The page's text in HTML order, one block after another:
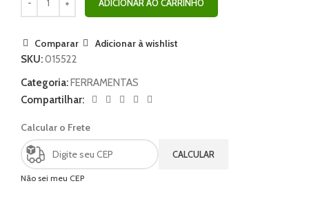
ADICIONAR AO CARRINHO
Comparar
Adicionar à wishlist
SKU:015522
Categoria:FERRAMENTAS
Compartilhar:
Calcular o Frete
CALCULAR
Não sei meu CEP